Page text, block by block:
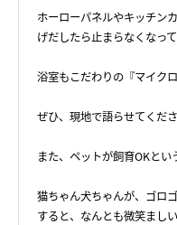
ホーローパネルやキッチン
げだしたら止まらなくなっ
浴室もこだわりの『マイク
ぜひ、現地で語らせてくだ
また、ペットが飼育OKとい
猫ちゃん犬ちゃんが、ゴロ
すると、なんとも微笑まし